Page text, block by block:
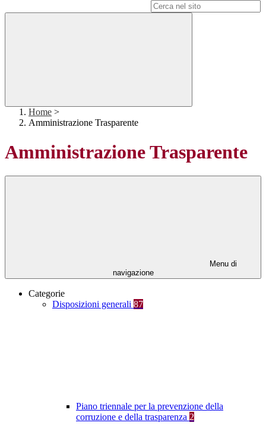
Home >
Amministrazione Trasparente
Amministrazione Trasparente
Menu di
navigazione
Categorie
Disposizioni generali 87
Piano triennale per la prevenzione della
corruzione e della trasparenza 2